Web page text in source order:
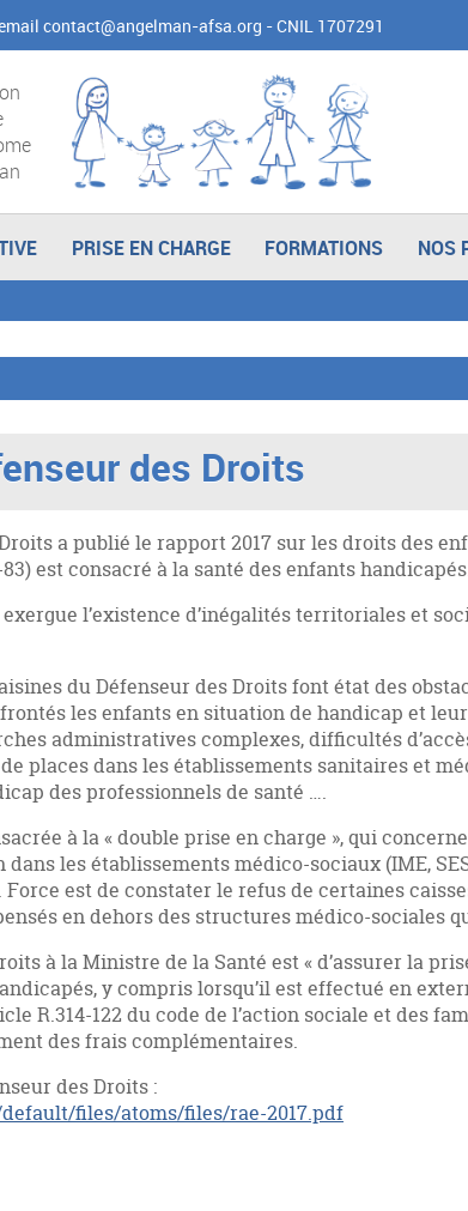
contact@angelman-afsa.org - CNIL 1707291
PRISE EN CHARGE FORMATIONS NOS
des Droits
a publié le rapport 2017 sur les droits des
est consacré à la santé des enfants
l’existence d’inégalités territoriales et
du Défenseur des Droits font état des
les enfants en situation de handicap et
administratives complexes, difficultés
places dans les établissements sanitaires et
des professionnels de santé ….
à la « double prise en charge », qui
les établissements médico-sociaux (IME,
est de constater le refus de certaines
en dehors des structures médico-sociales
à la Ministre de la Santé est « d’assurer la
y compris lorsqu’il est effectué en
R.314-122 du code de l’action sociale et des
des frais complémentaires.
des Droits :
files/atoms/files/rae-2017.pdf